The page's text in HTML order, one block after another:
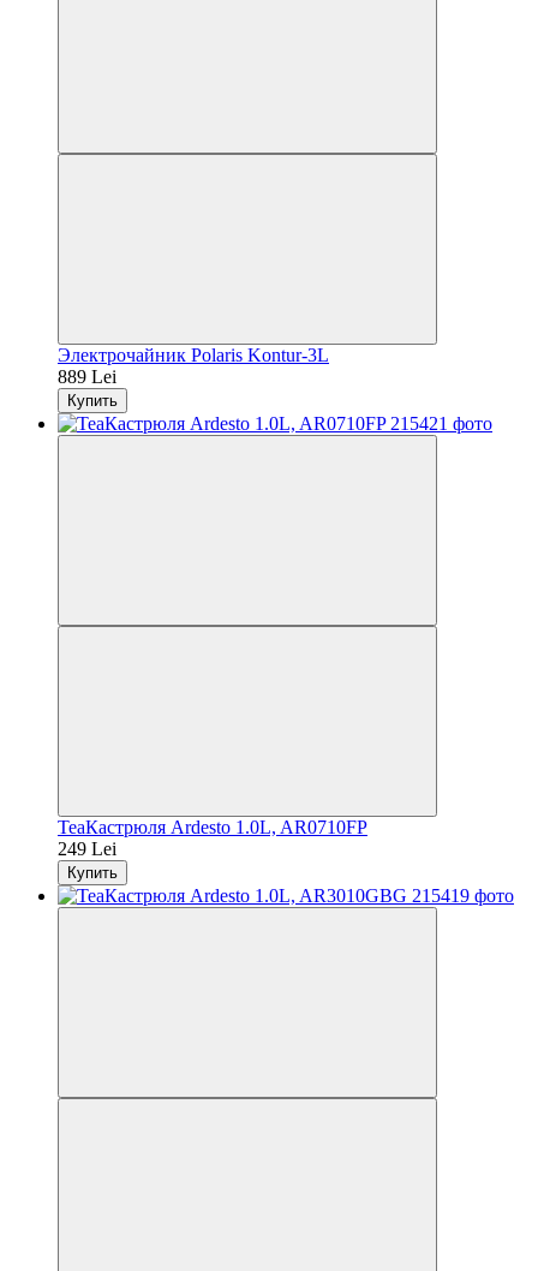
Электрочайник Polaris Kontur-3L
889 Lei
Купить
TeaКастрюля Ardesto 1.0L, AR0710FP
249 Lei
Купить